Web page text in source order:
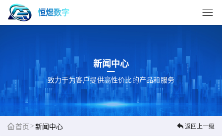
恒煜数字
新闻中心
致力于为客户提供高性价比的产品和服务
首页 > 新闻中心 返回上一级